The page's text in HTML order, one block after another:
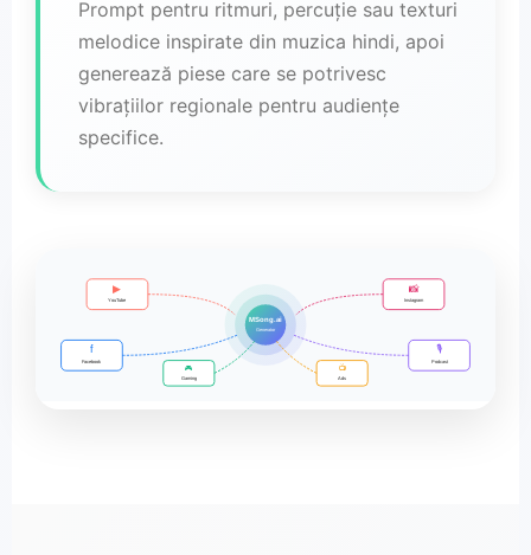
Prompt pentru ritmuri, percuție sau texturi
melodice inspirate din muzica hindi, apoi
generează piese care se potrivesc
vibrațiilor regionale pentru audiențe
specifice.
MSong.ai
Generator
▶
YouTube
📸
Instagram
f
Facebook
🎙️
Podcast
🎮
Gaming
📺
Ads